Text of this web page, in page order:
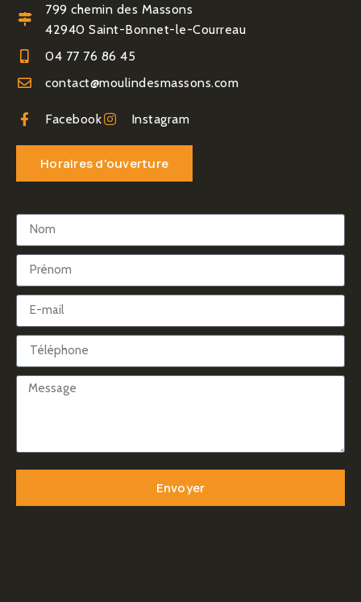
799 chemin des Massons
42940 Saint-Bonnet-le-Courreau
04 77 76 86 45
contact@moulindesmassons.com
Facebook Instagram
Horaires d'ouverture
Envoyer